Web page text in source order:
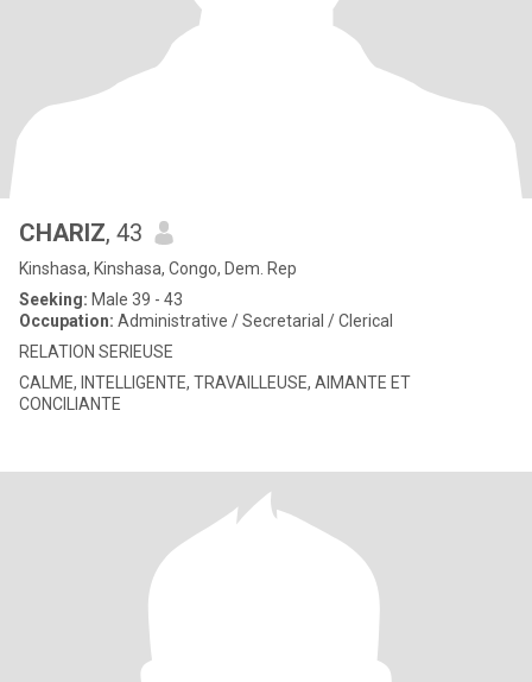
CHARIZ, 43
Kinshasa, Kinshasa, Congo, Dem. Rep
Seeking: Male 39 - 43
Occupation: Administrative / Secretarial / Clerical
RELATION SERIEUSE
CALME, INTELLIGENTE, TRAVAILLEUSE, AIMANTE ET
CONCILIANTE